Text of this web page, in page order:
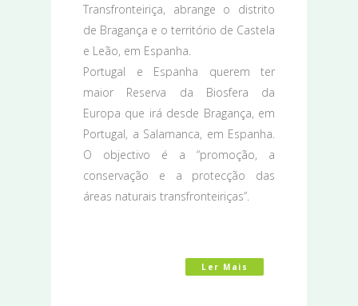
Transfronteiriça, abrange o distrito
de Bragança e o território de Castela
e Leão, em Espanha.
Portugal e Espanha querem ter
maior Reserva da Biosfera da
Europa que irá desde Bragança, em
Portugal, a Salamanca, em Espanha.
O objectivo é a “promoção, a
conservação e a protecção das
áreas naturais transfronteiriças”.
Ler Mais